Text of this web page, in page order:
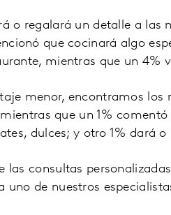
o regalará un detalle a
que cocinará algo
mientras que un 4%
menor, encontramos los
que un 1% comentó
dulces; y otro 1% dará
las consultas
uno de nuestros